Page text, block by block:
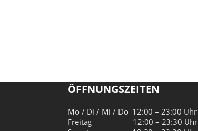
ÖFFNUNGSZEITEN
Mo / Di / Mi / Do 12:00 – 23:00 Uhr
Freitag 12:00 – 23:30 Uhr